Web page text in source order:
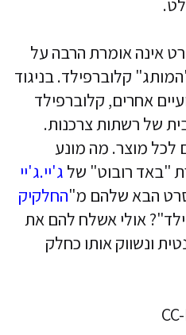
אינה אומרת הרבה על
קלוברפילד. בניגוד
אחרים, קלוברפילד
של רשתות צרכנות.
לכל מוצר. מה מונע
"באד רובוט" של ג'יי.ג'יי
הבא שלהם מ"החלקיק
אולי אשלח להם את
ונשווק אותו כחלק